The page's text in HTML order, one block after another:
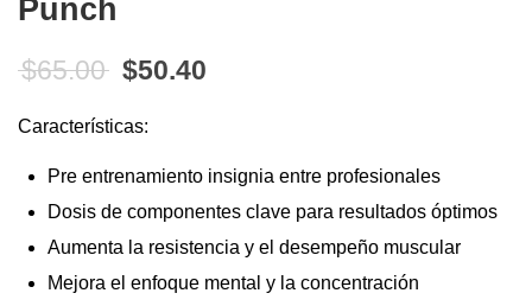
customer
Punch
$65.00 El precio original era: $65.00.
$50.40
Características:
Pre entrenamiento insignia entre profesionales
Dosis de componentes clave para resultados óptimos
Aumenta la resistencia y el desempeño muscular
Mejora el enfoque mental y la concentración